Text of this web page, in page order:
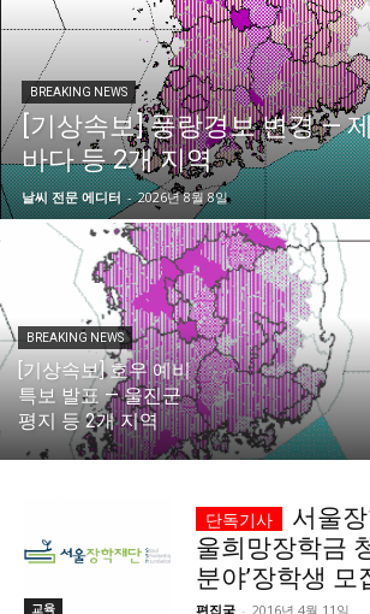
시 문학 (문학산책)
보도 사진 정치
지역 & 글로벌 뉴스
서울전역 인천지역 경기지역
강원
충청지역
세종지역 경상지역
전라지
제주지역
부산/울산 대전지역 지방
ENG 中文 日文
커뮤니티
서비스 & 앱
시 문학 (문학산책)
보도 사진 정치
지역 & 글로벌 뉴스
서울전역 인천지역 경기지역 강원
충청지역 세종지역 경상지역
전라지
제주지역
부산/울산 대전지역 지방
ENG 中文 日文
커뮤니티
서비스 & 앱
BREAKING NEWS
[기상속보] 풍랑경보 변경 —
바다 등 2개 지역
날씨 전문 에디터 - 2026년 8월 8일
BREAKING NEWS
[기상속보] 호우 예비
특보 발표 — 울진군
평지 등 2개 지역
교육
서울장
울희망장학금
분야’장학생 모
편집국 - 2016년 4월 11일